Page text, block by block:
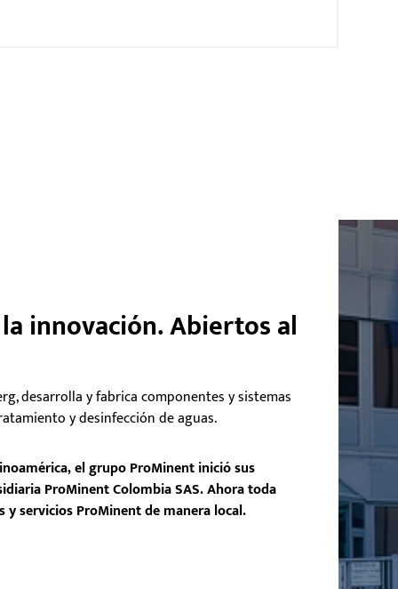
innovación. Abiertos al
desarrolla y fabrica componentes y sistemas
y desinfección de aguas.
el grupo ProMinent inició sus
ProMinent Colombia SAS. Ahora toda
servicios ProMinent de manera local.